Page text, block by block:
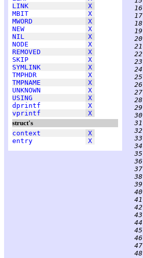
LINK
X
MBIT
X
MWORD
X
NEW
X
NIL
X
NODE
X
REMOVED
X
SKIP
X
SYMLINK
X
TMPHDR
X
TMPNAME
X
UNKNOWN
X
USING
X
dprintf
X
vprintf
X
struct's
context
X
entry
X
  16
  17
  18
  19
  20
  21
  22
  23
  24
  25
  26
  27
  28
  29
  30
  31
  32
  33
  34
  35
  36
  37
  38
  39
  40
  41
  42
  43
  44
  45
  46
  47
  48